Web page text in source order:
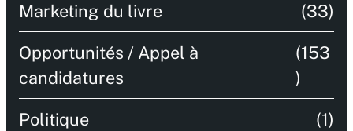
Marketing du livre (33)
Opportunités / Appel à
candidatures
(153
)
Politique (1)